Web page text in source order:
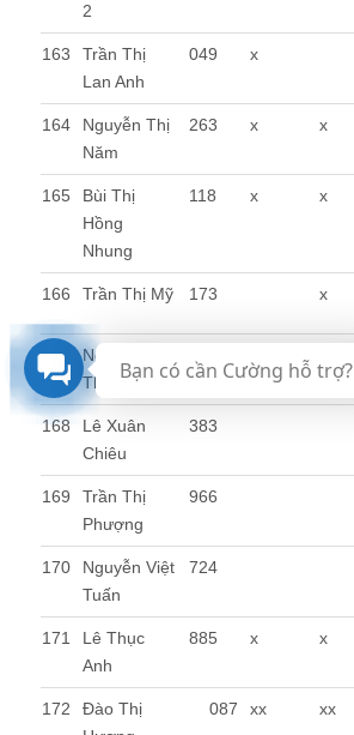
2
163
Trần Thị
Lan Anh
049 x
164
Nguyễn Thị
Năm
263 x x
165
Bùi Thị
Hồng
Nhung
118 x x
166 Trần Thị Mỹ 173 x
167
Nguyễn Thị
Thu Hà
168
Lê Xuân
Chiêu
383
169
Trần Thị
Phượng
966
170
Nguyễn Việt
Tuấn
724
171
Lê Thục
Anh
885 x x
172
Đào Thị
087 xx xx
Bạn có cần Cường hỗ trợ?